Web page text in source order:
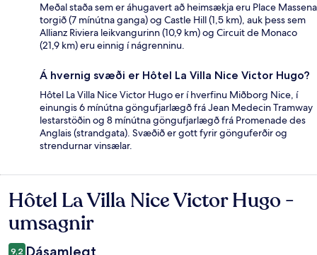
Meðal staða sem er áhugavert að heimsækja eru Place Massena
torgið (7 mínútna ganga) og Castle Hill (1,5 km), auk þess sem
Allianz Riviera leikvangurinn (10,9 km) og Circuit de Monaco
(21,9 km) eru einnig í nágrenninu.
Á hvernig svæði er Hôtel La Villa Nice Victor Hugo?
Hôtel La Villa Nice Victor Hugo er í hverfinu Miðborg Nice, í
einungis 6 mínútna göngufjarlægð frá Jean Medecin Tramway
lestarstöðin og 8 mínútna göngufjarlægð frá Promenade des
Anglais (strandgata). Svæðið er gott fyrir gönguferðir og
strendurnar vinsælar.
Umsagnir
Hôtel La Villa Nice Victor Hugo -
umsagnir
9,2